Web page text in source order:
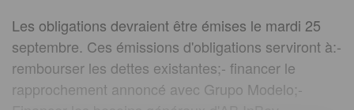
Les obligations devraient être émises le mardi 25
septembre. Ces émissions d'obligations serviront à:-
rembourser les dettes existantes;- financer le
rapprochement annoncé avec Grupo Modelo;-